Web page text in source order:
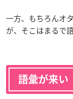
一方、もちろんオ
が、そこはまるで
語彙が来い